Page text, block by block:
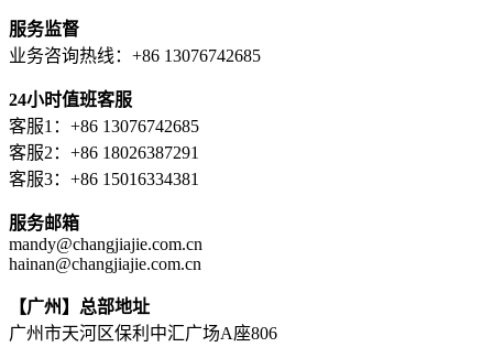
服务监督
业务咨询热线：+86 13076742685
24小时值班客服
客服1：+86 13076742685
客服2：+86 18026387291
客服3：+86 15016334381
服务邮箱
mandy@changjiajie.com.cn
hainan@changjiajie.com.cn
【广州】总部地址
广州市天河区保利中汇广场A座806